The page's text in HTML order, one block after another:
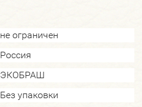
не ограничен
Россия
ЭКОБРАШ
Без упаковки